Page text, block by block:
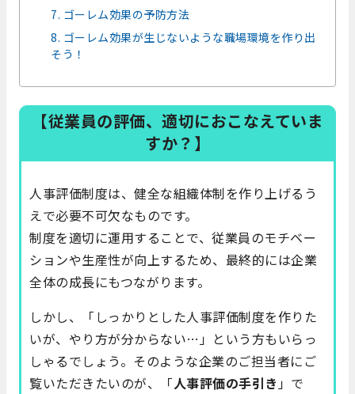
7. ゴーレム効果の予防方法
8. ゴーレム効果が生じないような職場環境を作り出
そう！
【従業員の評価、適切におこなえていま
すか？】
人事評価制度は、健全な組織体制を作り上げるう
えで必要不可欠なものです。
制度を適切に運用することで、従業員のモチベー
ションや生産性が向上するため、最終的には企業
全体の成長にもつながります。
しかし、「しっかりとした人事評価制度を作りた
いが、やり方が分からない…」という方もいらっ
しゃるでしょう。そのような企業のご担当者にご
覧いただきたいのが、「人事評価の手引き」で